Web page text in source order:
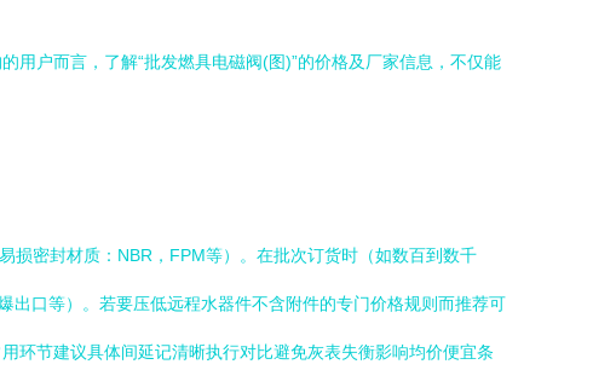
用户而言，了解“批发燃具电磁阀(图)”的价格及厂家信息，不仅能
损密封材质：NBR，FPM等）。在批次订货时（如数百到数千
口等）。若要压低远程水器件不含附件的专门价格规则而推荐可
节建议具体间延记清晰执行对比避免灰表失衡影响均价便宜条